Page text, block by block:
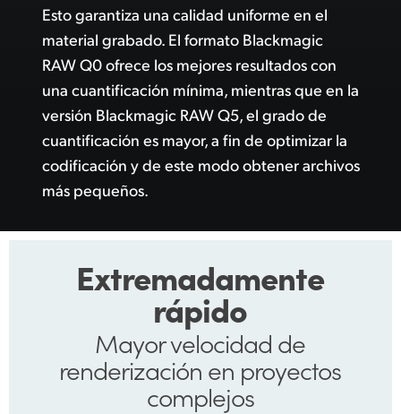
Esto garantiza una calidad uniforme en el
material grabado. El formato Blackmagic
RAW Q0 ofrece los mejores resultados con
una cuantificación mínima, mientras que en la
versión Blackmagic RAW Q5, el grado de
cuantificación es mayor, a fin de optimizar la
codificación y de este modo obtener archivos
más pequeños.
Extremadamente
rápido
Mayor velocidad de
renderización en proyectos
complejos